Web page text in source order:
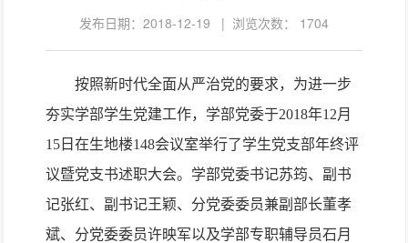
发布日期：2018-12-19 | 浏览次数： 1704
按照新时代全面从严治党的要求，为进一步
夯实学部学生党建工作，学部党委于2018年12月
15 日在生地楼148会议室举行了学生党支部年终评
议暨党支书述职大会。学部党委书记苏筠、副书
记张红、 副书记王颖、分党委委员兼副部长董孝
斌、分党委委员许映军以及学部专职辅导员石月